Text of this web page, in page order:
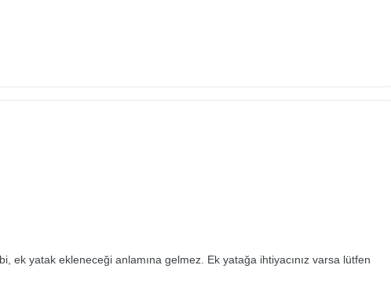
ek yatak ekleneceği anlamına gelmez. Ek yatağa ihtiyacınız varsa lütfen